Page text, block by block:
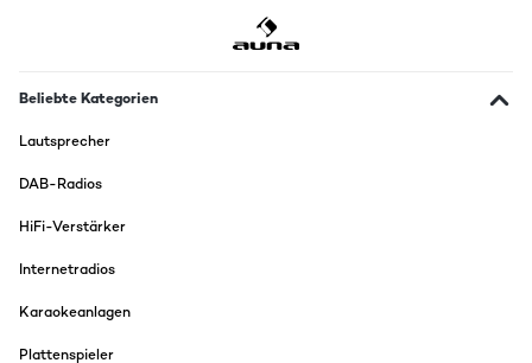
Ho acquistato questo giradischi per regalarlo a un caro amico
quello che per lui è possibile assemblare! Infatti ciò che rende
kit che puoi assemblare personalmente, aggiungendo un tocco
per uno come lui.Il giradischi offre tre velocità di riproduzione: 33,
dischi in vinile.Lui l'ha assemblato e l'abbiamo provato
immediatamente e posso dire che le casse stereo integrate
dispone di un jack per cuffie, per un ascolto "privato".La qualità
buona. I materiali utilizzati sembrano solidi e resistenti. Le
chiare anche per chi non è avvezzo.In conclusione ritengo che il
Beliebte Kategorien
Lautsprecher
DAB-Radios
HiFi-Verstärker
Internetradios
Karaokeanlagen
Plattenspieler